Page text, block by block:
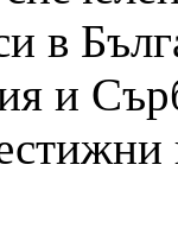
в
и